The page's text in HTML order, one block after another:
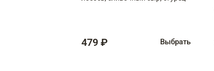
479 ₽ Выбрать